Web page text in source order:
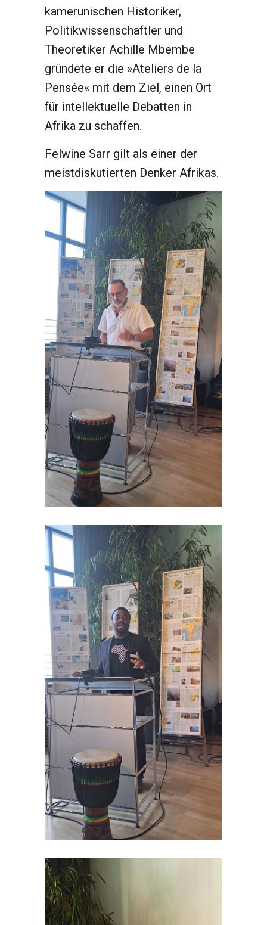
kamerunischen Historiker,
Politikwissenschaftler und
Theoretiker Achille Mbembe
gründete er die »Ateliers de la
Pensée« mit dem Ziel, einen Ort
für intellektuelle Debatten in
Afrika zu schaffen.
Felwine Sarr gilt als einer der
meistdiskutierten Denker Afrikas.